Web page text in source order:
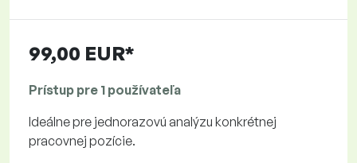
99,00 EUR*
Prístup pre 1 používateľa
Ideálne pre jednorazovú analýzu konkrétnej
pracovnej pozície.